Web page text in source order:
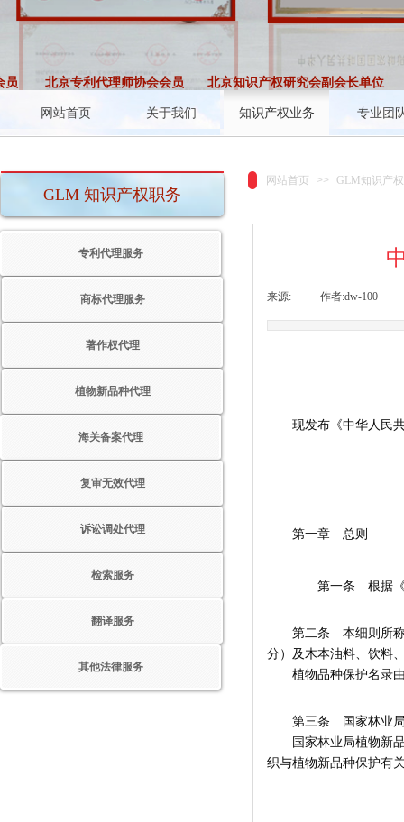
北京专利代理师协会会员 北京知识产权研究会副会长单位
网站首页 关于我们 知识产权业务 专业团
GLM 知识产权职务
网站首页 >> GLM知识产
翻译服务
专利代理服务
其他法律服务
诉讼调处代理
著作权代理
植物新品种代理
海关备案代理
复审无效代理
检索服务
商标代理服务 来源: 作者:dw-100
现发布《中华人民共
第一章 总则
第一条 根据《中
第二条 本细则所称植
分）及木本油料、饮料
植物品种保护名录由
第三条 国家林业局依
国家林业局植物新品
织与植物新品种保护有